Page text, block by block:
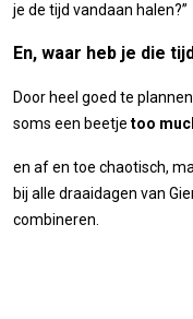
je de tijd vandaan halen?”
En, waar heb je die
Door heel goed te
soms een beetje too
en af en toe chaotisch,
bij alle draaidagen van
combineren.